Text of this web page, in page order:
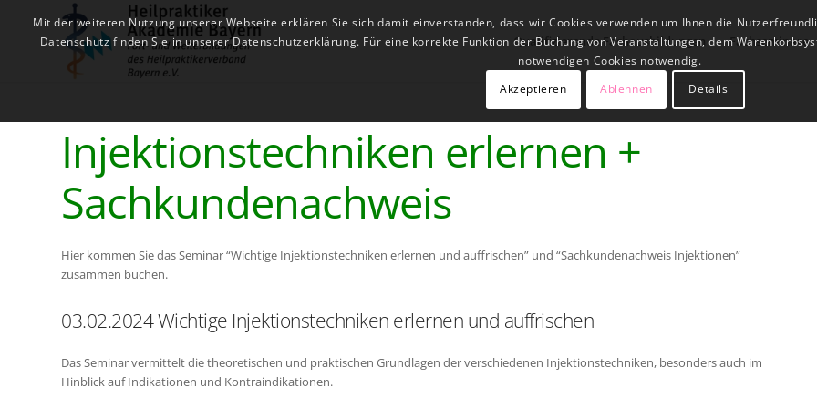
Qualifizierende Fachausbildungen Fachseminare
Injektionstechniken erlernen +
Sachkundenachweis
Hier kommen Sie das Seminar “Wichtige Injektionstechniken erlernen und auffrischen” und “Sachkundenachweis Injektionen”
zusammen buchen.
03.02.2024 Wichtige Injektionstechniken erlernen und auffrischen
Das Seminar vermittelt die theoretischen und praktischen Grundlagen der verschiedenen Injektionstechniken, besonders auch im
Hinblick auf Indikationen und Kontraindikationen.
Mit der weiteren Nutzung unserer Webseite erklären Sie sich damit einverstanden, dass wir Cookies verwenden um Ihnen die
Datenschutz finden Sie in unserer Datenschutzerklärung. Für eine korrekte Funktion der Buchung von Veranstaltungen, dem
notwendigen Cookies notwendig.
Akzeptieren
Ablehnen Details